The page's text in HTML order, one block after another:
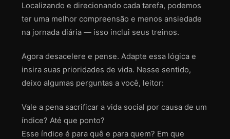
Localizando e direcionando cada tarefa, podemos
ter uma melhor compreensão e menos ansiedade
na jornada diária — isso inclui seus treinos.
Agora desacelere e pense. Adapte essa lógica e
insira suas prioridades de vida. Nesse sentido,
deixo algumas perguntas a você, leitor:
Vale a pena sacrificar a vida social por causa de um
índice? Até que ponto?
Esse índice é para quê e para quem? Em que